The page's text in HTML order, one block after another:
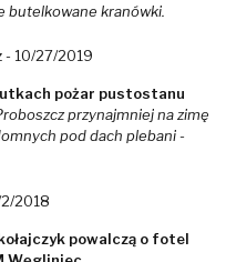
butelkowane kranówki.
- 10/27/2019
pożar pustostanu
przynajmniej na zimę
pod dach plebani -
2/2018
powalczą o fotel